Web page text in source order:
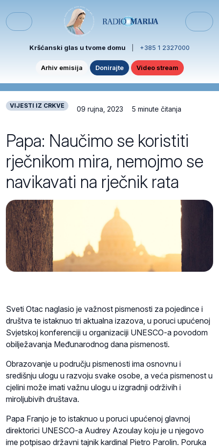
Menu
Kršćanski glas u tvome domu +385 1 2327000
Arhiv emisija Donirajte Video stream
VIJESTI IZ CRKVE 09 rujna, 2023 5 minute čitanja
Papa: Naučimo se koristiti
rječnikom mira, nemojmo se
navikavati na rječnik rata
Sveti Otac naglasio je važnost pismenosti za pojedince i
društva te istaknuo tri aktualna izazova, u poruci upućenoj
Svjetskoj konferenciji u organizaciji UNESCO-a povodom
obilježavanja Međunarodnog dana pismenosti.
Obrazovanje u području pismenosti ima osnovnu i
središnju ulogu u razvoju svake osobe, a veća pismenost u
cjelini može imati važnu ulogu u izgradnji održivih i
miroljubivih društava.
Papa Franjo je to istaknuo u poruci upućenoj glavnoj
direktorici UNESCO-a Audrey Azoulay koju je u njegovo
ime potpisao državni tajnik kardinal Pietro Parolin. Poruka